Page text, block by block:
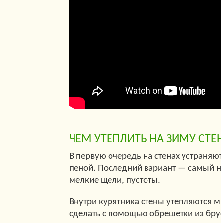
ЧЕМ УТЕПЛИТЬ НА ЗИМУ
В первую очередь на стенах
пеной. Последний вариант — самый
мелкие щели, пустоты.
Внутри курятника стены
сделать с помощью обрешетки из